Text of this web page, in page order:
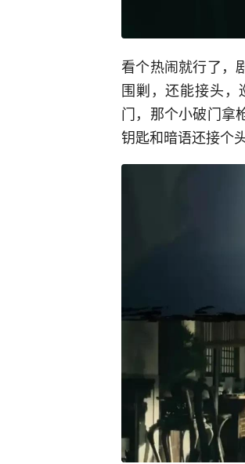
看个热闹就行了，
围剿，还能接头
门，那个小破门拿
钥匙和暗语还接个